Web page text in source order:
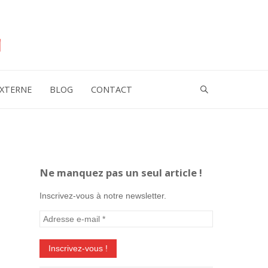
BLOG CONTACT
Ne manquez pas un seul article !
Inscrivez-vous à notre newsletter.